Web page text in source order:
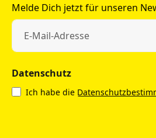
Melde Dich jetzt für unseren
Datenschutz
Ich habe die